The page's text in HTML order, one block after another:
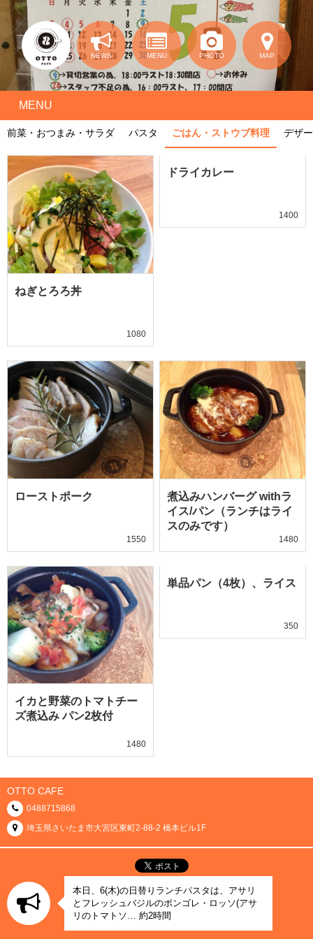
NEWS MENU PHOTO MAP
MENU
前菜・おつまみ・サラダ パスタ ごはん・ストウブ料理 デザ
ねぎとろろ丼
1080
ドライカレー
1400
ローストポーク
1550
煮込みハンバーグ withラ
イス/パン（ランチはライ
スのみです）
1480
イカと野菜のトマトチー
ズ煮込み パン2枚付
1480
単品パン（4枚）、ライス
350
OTTO CAFE
0488715868
埼玉県さいたま市大宮区東町2-88-2 橋本ビル1F
本日、6(木)の日替りランチパスタは、アサリ
とフレッシュバジルのボンゴレ・ロッソ(アサ
リのトマトソ… 約2時間